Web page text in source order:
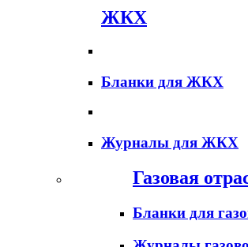
ЖКХ
Бланки для ЖКХ
Журналы для ЖКХ
Газовая
Бланки для